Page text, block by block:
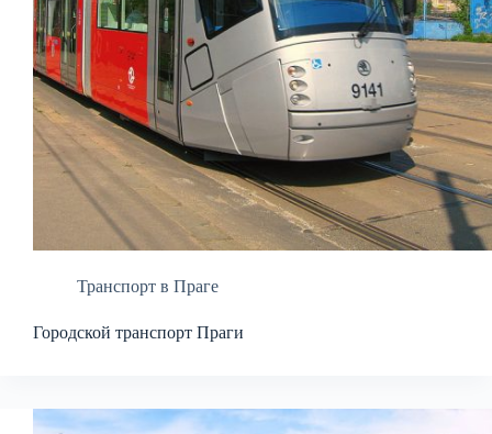
Транспорт в Праге
Городской транспорт Праги